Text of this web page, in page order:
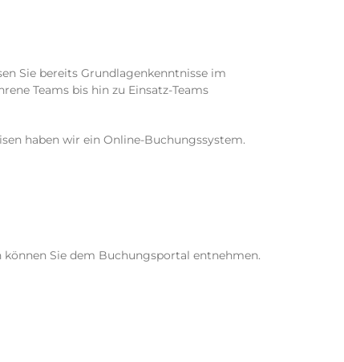
Sie bereits Grundlagenkenntnisse im
Teams bis hin zu Einsatz-Teams
haben wir ein Online-Buchungssystem.
können Sie dem Buchungsportal entnehmen.